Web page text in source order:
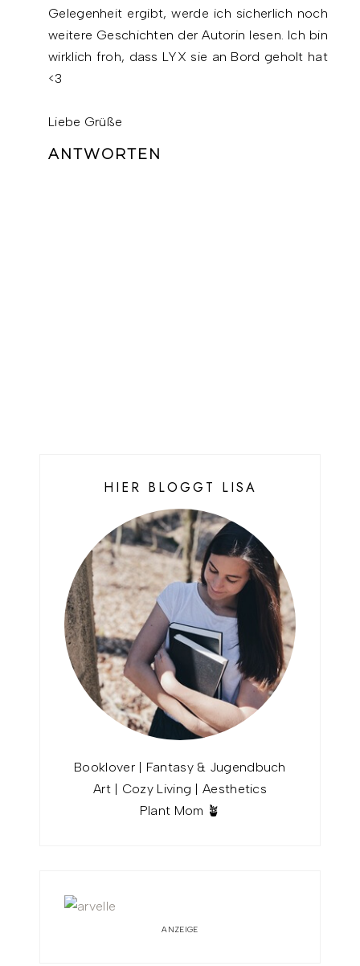
Gelegenheit ergibt, werde ich sicherlich noch
weitere Geschichten der Autorin lesen. Ich bin
wirklich froh, dass LYX sie an Bord geholt hat
<3
Liebe Grüße
ANTWORTEN
HIER BLOGGT LISA
Booklover | Fantasy & Jugendbuch
Art | Cozy Living | Aesthetics
Plant Mom 🪴
ANZEIGE